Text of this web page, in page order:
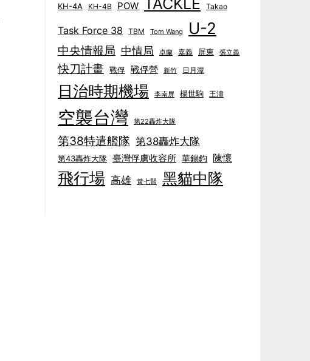
KH-4A KH-4B POW Takao
Task Force 38 TBM Tom Wang U-2
中央情報局 中情局 卓蘭 嘉義 屏東 張立義
快刀計畫 戰俘 戰俘營 新竹 日月潭
日治時期機場 李南屏 楊世駒 王濤
空襲台灣 第22轟炸大隊
第38特遣艦隊 第38轟炸大隊
第43轟炸大隊 臺灣俘虜收容所 華錫鈞 陳懷
飛行場 高雄 黃七賢 黑貓中隊